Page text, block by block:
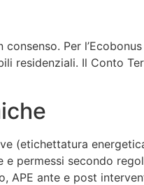
Per
residenziali. Il Conto
(etichettatura
permessi secondo
APE ante e post